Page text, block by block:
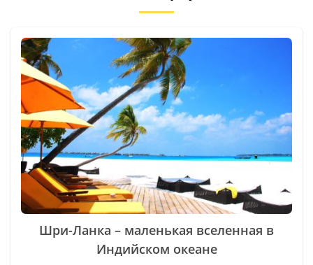
корсотуп, оз
иштерин ото так
аткарышты! Tur.kg
ишиниздерге
ийгилик! Вы супер!!!
Шри-Ланка – маленькая вселенная в
Индийском океане